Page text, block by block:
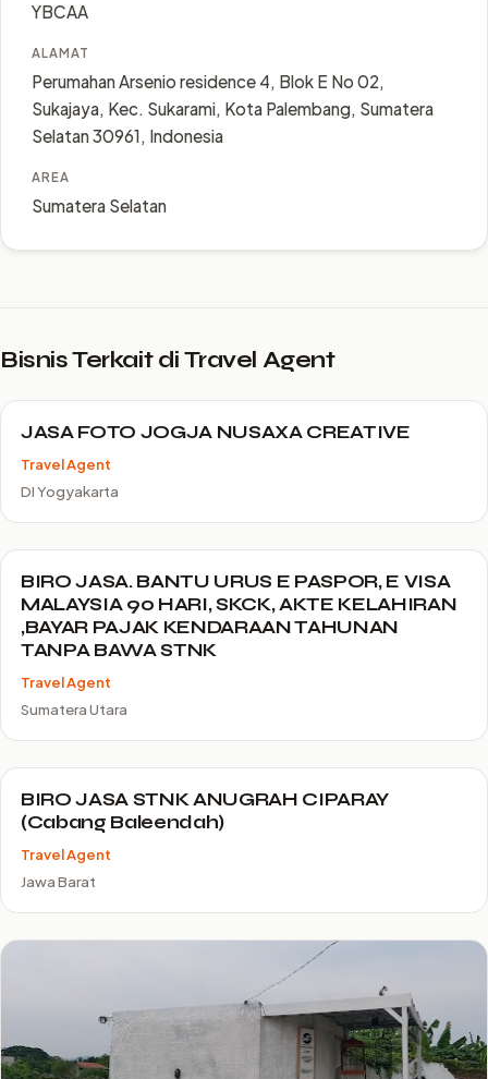
YBCAA
ALAMAT
Perumahan Arsenio residence 4, Blok E No 02,
Sukajaya, Kec. Sukarami, Kota Palembang, Sumatera
Selatan 30961, Indonesia
AREA
Sumatera Selatan
Bisnis Terkait di Travel Agent
JASA FOTO JOGJA NUSAXA CREATIVE
Travel Agent
DI Yogyakarta
BIRO JASA. BANTU URUS E PASPOR, E VISA
MALAYSIA 90 HARI, SKCK, AKTE KELAHIRAN
,BAYAR PAJAK KENDARAAN TAHUNAN
TANPA BAWA STNK
Travel Agent
Sumatera Utara
BIRO JASA STNK ANUGRAH CIPARAY
(Cabang Baleendah)
Travel Agent
Jawa Barat